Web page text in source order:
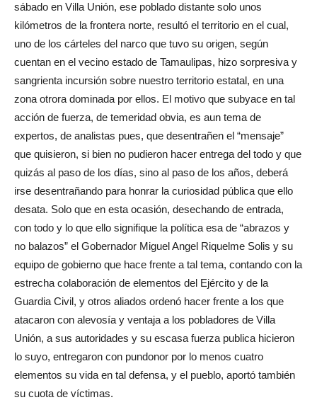
sábado en Villa Unión, ese poblado distante solo unos
kilómetros de la frontera norte, resultó el territorio en el cual,
uno de los cárteles del narco que tuvo su origen, según
cuentan en el vecino estado de Tamaulipas, hizo sorpresiva y
sangrienta incursión sobre nuestro territorio estatal, en una
zona otrora dominada por ellos. El motivo que subyace en tal
acción de fuerza, de temeridad obvia, es aun tema de
expertos, de analistas pues, que desentrañen el “mensaje”
que quisieron, si bien no pudieron hacer entrega del todo y que
quizás al paso de los días, sino al paso de los años, deberá
irse desentrañando para honrar la curiosidad pública que ello
desata. Solo que en esta ocasión, desechando de entrada,
con todo y lo que ello signifique la política esa de “abrazos y
no balazos” el Gobernador Miguel Angel Riquelme Solis y su
equipo de gobierno que hace frente a tal tema, contando con la
estrecha colaboración de elementos del Ejército y de la
Guardia Civil, y otros aliados ordenó hacer frente a los que
atacaron con alevosía y ventaja a los pobladores de Villa
Unión, a sus autoridades y su escasa fuerza publica hicieron
lo suyo, entregaron con pundonor por lo menos cuatro
elementos su vida en tal defensa, y el pueblo, aportó también
su cuota de víctimas.